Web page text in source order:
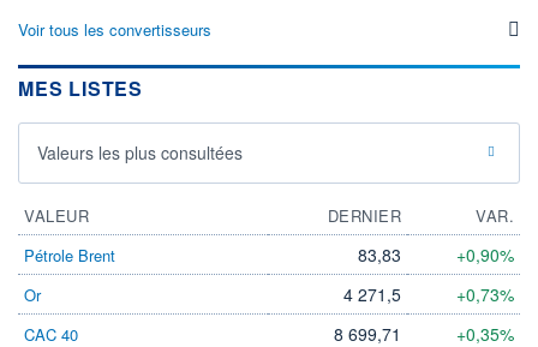
Voir tous les convertisseurs
MES LISTES
Valeurs les plus consultées
VALEUR DERNIER
VAR.
Pétrole Brent
83,83 +0,90%
Or 4 271,5 +0,73%
CAC 40 8 699,71 +0,35%